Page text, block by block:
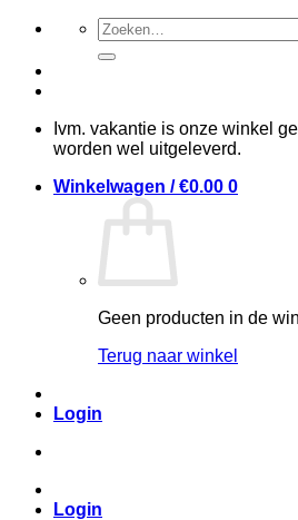
inhoud
Zoeken
naar:
Ivm. vakantie is onze winkel
worden wel uitgeleverd.
Winkelwagen /€0.00 0
Geen producten in de
Terug naar winkel
Login
Login